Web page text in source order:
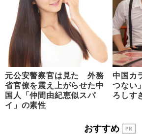
元公安警察官は見た 外務
省官僚を震え上がらせた中
国人「仲間由紀恵似スパ
イ」の素性
中国カ
つない
ろしす
おすすめ